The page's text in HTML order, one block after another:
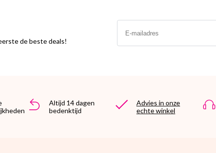
de beste deals!
Email
Altijd 14 dagen
bedenktijd
Advies in onze
echte winkel